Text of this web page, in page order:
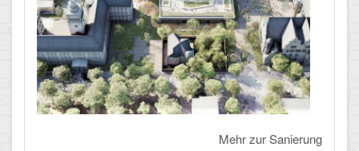
Mehr zur Sanierung